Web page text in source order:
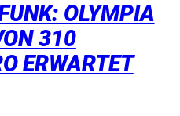
OLYMPIA
310
ERWARTET